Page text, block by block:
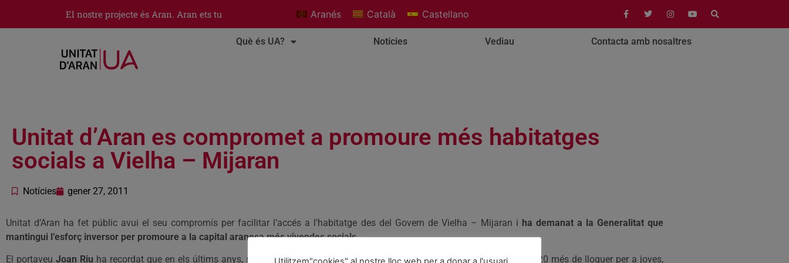
El nostre projecte és Aran. Aran ets tu Aranés Català Castellano
Què és UA? Notícies Vediau Contacta amb nosaltres
Unitat d’Aran es compromet a promoure més habitatges
socials a Vielha – Mijaran
Notícies gener 27, 2011
Unitat d’Aran ha fet públic avui el seu compromís per facilitar l’accés a l’habitatge des del Govern de Vielha – Mijaran i ha demanat a la Generalitat que
mantingui l’esforç inversor per promoure a la capital aranesa més vivendes socials.
El portaveu Joan Riu ha recordat que en els últims anys, s’han promogut 14 nous habitatges protegits amb opció de compra i 20 més de lloguer per a joves,